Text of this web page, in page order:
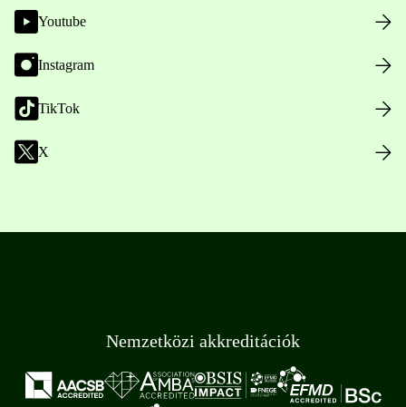
Youtube
Instagram
TikTok
X
Nemzetközi akkreditációk